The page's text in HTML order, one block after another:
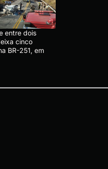
entre dois
cinco
BR-251, em